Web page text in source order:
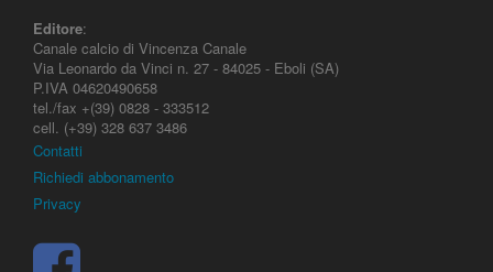
Editore:
Canale calcio di Vincenza Canale
Via Leonardo da Vinci n. 27 - 84025 - Eboli (SA)
P.IVA 04620490658
tel./fax +(39) 0828 - 333512
cell. (+39) 328 637 3486
Contatti
Richiedi abbonamento
Privacy